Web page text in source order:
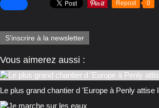
Repost 0
S'inscrire à la newsletter
Vous aimerez aussi :
Le plus grand chantier d 'Europe à Penly attise